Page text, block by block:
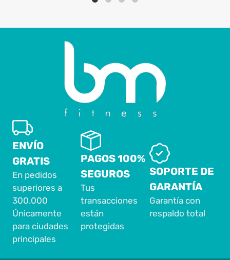
ENVÍO
GRATIS
En pedidos
superiores a
300.000
Únicamente
para ciudades
principales
PAGOS 100%
SEGUROS
Tus
transacciones
están
protegidas
SOPORTE DE
GARANTÍA
Garantía con
respaldo total